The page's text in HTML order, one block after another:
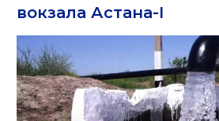
вокзала Астана-I